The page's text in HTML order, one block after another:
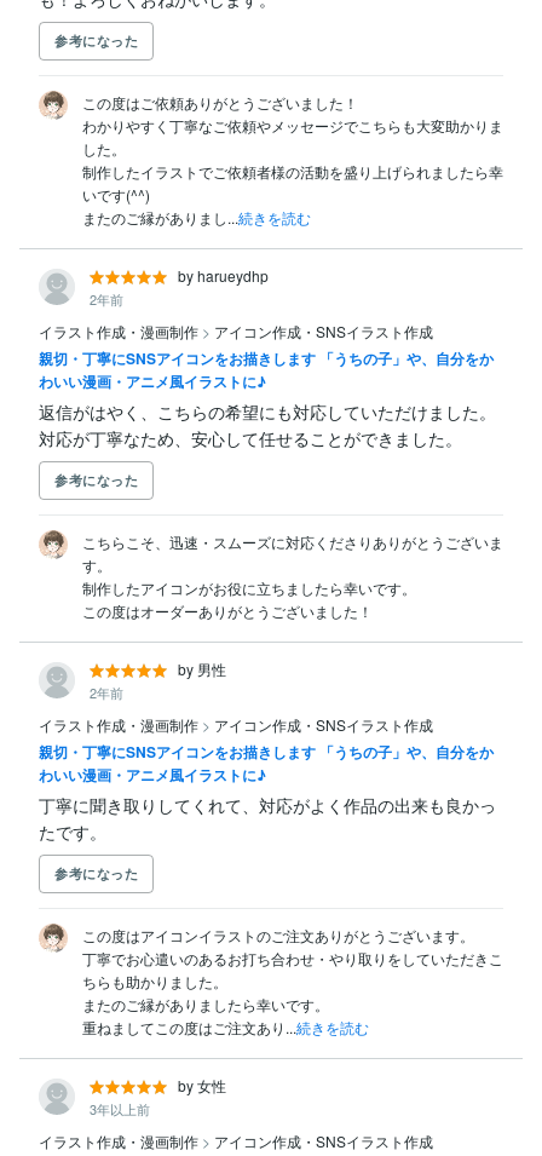
参考になった
この度はご依頼ありがとうございました！
わかりやすく丁寧なご依頼やメッセージでこちらも大変助かりま
した。
制作したイラストでご依頼者様の活動を盛り上げられましたら幸
いです(^^)
またのご縁がありまし...続きを読む
by harueydhp
2年前
イラスト作成・漫画制作 > アイコン作成・SNSイラスト作成
親切・丁寧にSNSアイコンをお描きします 「うちの子」や、自分をか
わいい漫画・アニメ風イラストに♪
返信がはやく、こちらの希望にも対応していただけました。
対応が丁寧なため、安心して任せることができました。
参考になった
こちらこそ、迅速・スムーズに対応くださりありがとうございま
す。
制作したアイコンがお役に立ちましたら幸いです。
この度はオーダーありがとうございました！
by 男性
2年前
イラスト作成・漫画制作 > アイコン作成・SNSイラスト作成
親切・丁寧にSNSアイコンをお描きします 「うちの子」や、自分をか
わいい漫画・アニメ風イラストに♪
丁寧に聞き取りしてくれて、対応がよく作品の出来も良かっ
たです。
参考になった
この度はアイコンイラストのご注文ありがとうございます。
丁寧でお心遣いのあるお打ち合わせ・やり取りをしていただきこ
ちらも助かりました。
またのご縁がありましたら幸いです。
重ねましてこの度はご注文あり...続きを読む
by 女性
3年以上前
イラスト作成・漫画制作 > アイコン作成・SNSイラスト作成